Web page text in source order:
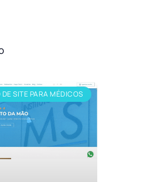
SITE PARA MÉDICOS